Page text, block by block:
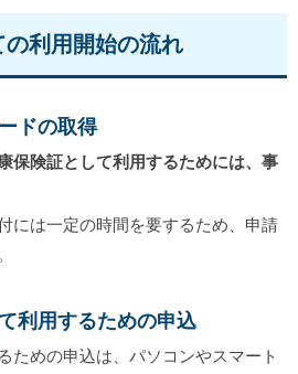
利用開始の流れ
ドの取得
保険証として利用するためには、 事
には一定の時間を要するため、申請
利用するための申込
ための申込は、パソコンやスマート